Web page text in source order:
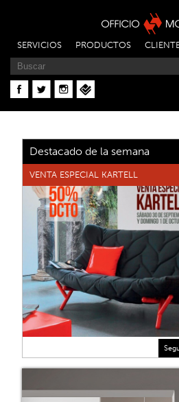
SERVICIOS PRODUCTOS
Destacado de la semana
VENTA ESPECIAL KARTELL